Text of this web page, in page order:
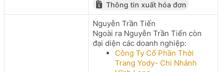
Thông tin xuất hóa đơn
Nguyễn Trần Tiến
Ngoài ra Nguyễn Trần Tiến còn
đại diện các doanh nghiệp:
Công Ty Cổ Phần Thời
Trang Yody- Chi Nhánh